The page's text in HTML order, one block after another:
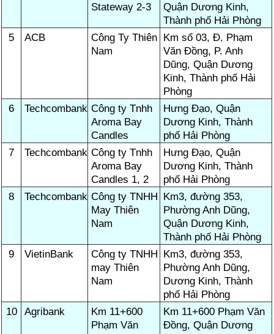
Stateway 2-3
Quận Dương Kinh,
Thành phố Hải Phòng
5
ACB
Công Ty Thiên
Nam
Km số 03, Đ. Phạm
Văn Đồng, P. Anh
Dũng, Quận Dương
Kinh, Thành phố Hải
Phòng
6
Techcombank Công ty Tnhh
Aroma Bay
Candles
Hưng Đạo, Quận
Dương Kinh, Thành
phố Hải Phòng
7
Techcombank Công ty Tnhh
Aroma Bay
Candles 1, 2
Hưng Đạo, Quận
Dương Kinh, Thành
phố Hải Phòng
8
Techcombank Công ty TNHH
May Thiên
Nam
Km3, đường 353,
Phường Anh Dũng,
Quận Dương Kinh,
Thành phố Hải Phòng
9
VietinBank
Công ty TNHH
may Thiên
Nam
Km3, đường 353,
Phường Anh Dũng,
Dương Kinh, Thành
phố Hải Phòng
10
Agribank
Km 11+600
Phạm Văn
Km 11+600 Phạm Văn
Đồng, Quận Dương